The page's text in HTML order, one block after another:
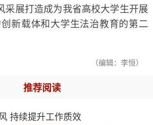
采展打造成为我省高校大学生开展
创新载体和大学生法治教育的第二
（编辑：李恒）
推荐阅读
持续提升工作质效